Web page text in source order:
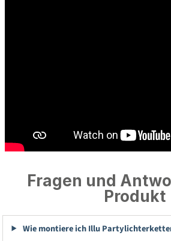
Fragen und
Produkt
Wie montiere ich Illu